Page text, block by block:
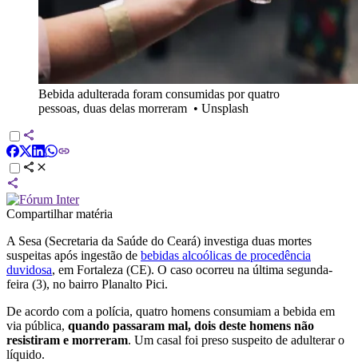
Bebida adulterada foram consumidas por quatro
pessoas, duas delas morreram • Unsplash
Compartilhar matéria
A Sesa (Secretaria da Saúde do Ceará) investiga duas mortes
suspeitas após ingestão de bebidas alcoólicas de procedência
duvidosa, em Fortaleza (CE). O caso ocorreu na última segunda-
feira (3), no bairro Planalto Pici.
De acordo com a polícia, quatro homens consumiam a bebida em
via pública, quando passaram mal, dois deste homens não
resistiram e morreram. Um casal foi preso suspeito de adulterar o
líquido.